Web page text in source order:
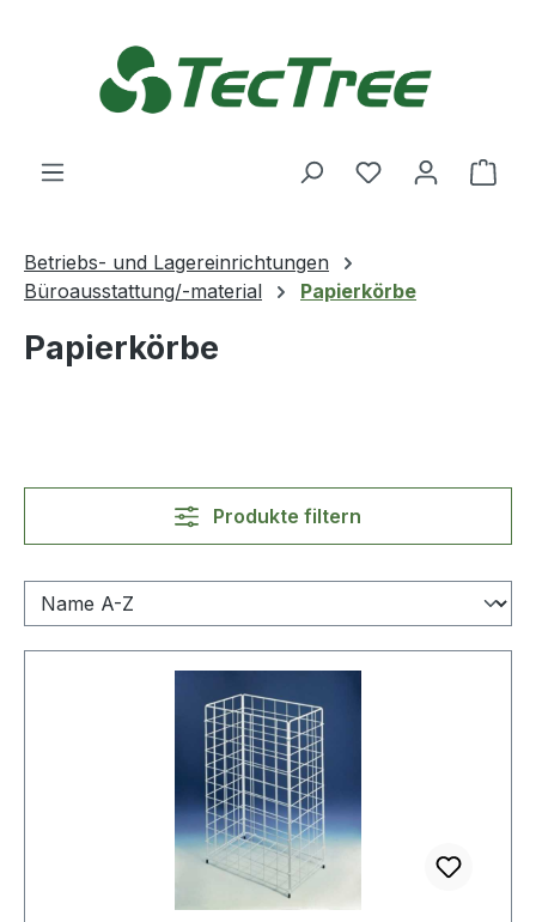
Du hast 0
Betriebs- und Lagereinrichtungen
Büroausstattung/-material
Papierkörbe
Papierkörbe
Produkte filtern